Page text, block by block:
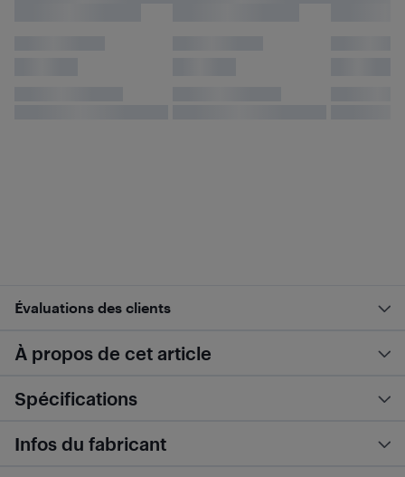
Évaluations des clients
À propos de cet article
Spécifications
Infos du fabricant